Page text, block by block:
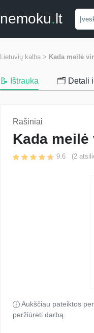
nemoku.lt
Lietuvių kalba > Kada meilė
📝 Ištrauka 🗂️ Detali
Rašiniai
Kada
9.6 (2
Aukščiau pateiktos
peržiūrėti darbą.